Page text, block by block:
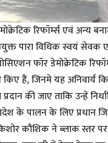
रिफॉर्म्स एवं अन्य
पारा विधिक स्वयं सेवक
फॉर डेमोक्रेटिक
हैं, जिनमे यह अनिवार्य
की जाए ताकि उन्हें
के पालन के लिए प्रधान
कौशिक ने ब्लाक स्तर